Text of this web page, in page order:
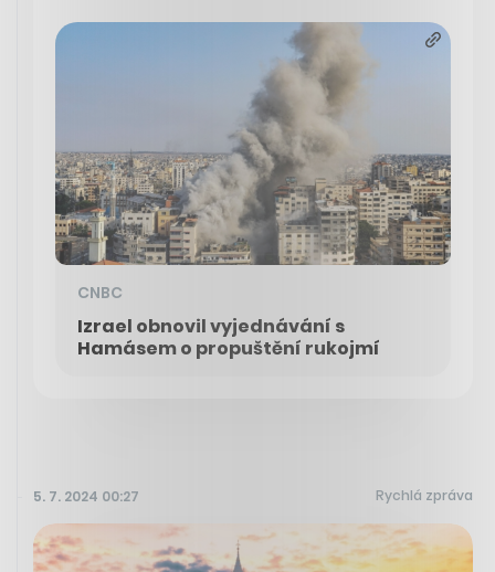
CNBC
Izrael obnovil vyjednávání s
Hamásem o propuštění rukojmí
5. 7. 2024 00:27 Rychlá zpráva